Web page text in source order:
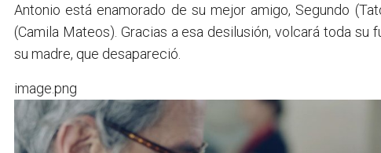
Antonio está enamorado de su mejor amigo, Segundo
(Camila Mateos). Gracias a esa desilusión, volcará toda
su madre, que desapareció.
image.png